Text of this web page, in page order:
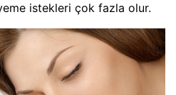
istekleri çok fazla olur.